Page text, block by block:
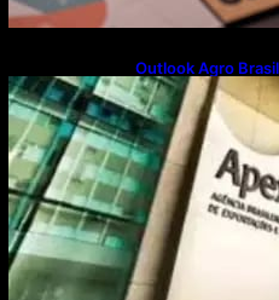
Outlook Agro
pautam debates